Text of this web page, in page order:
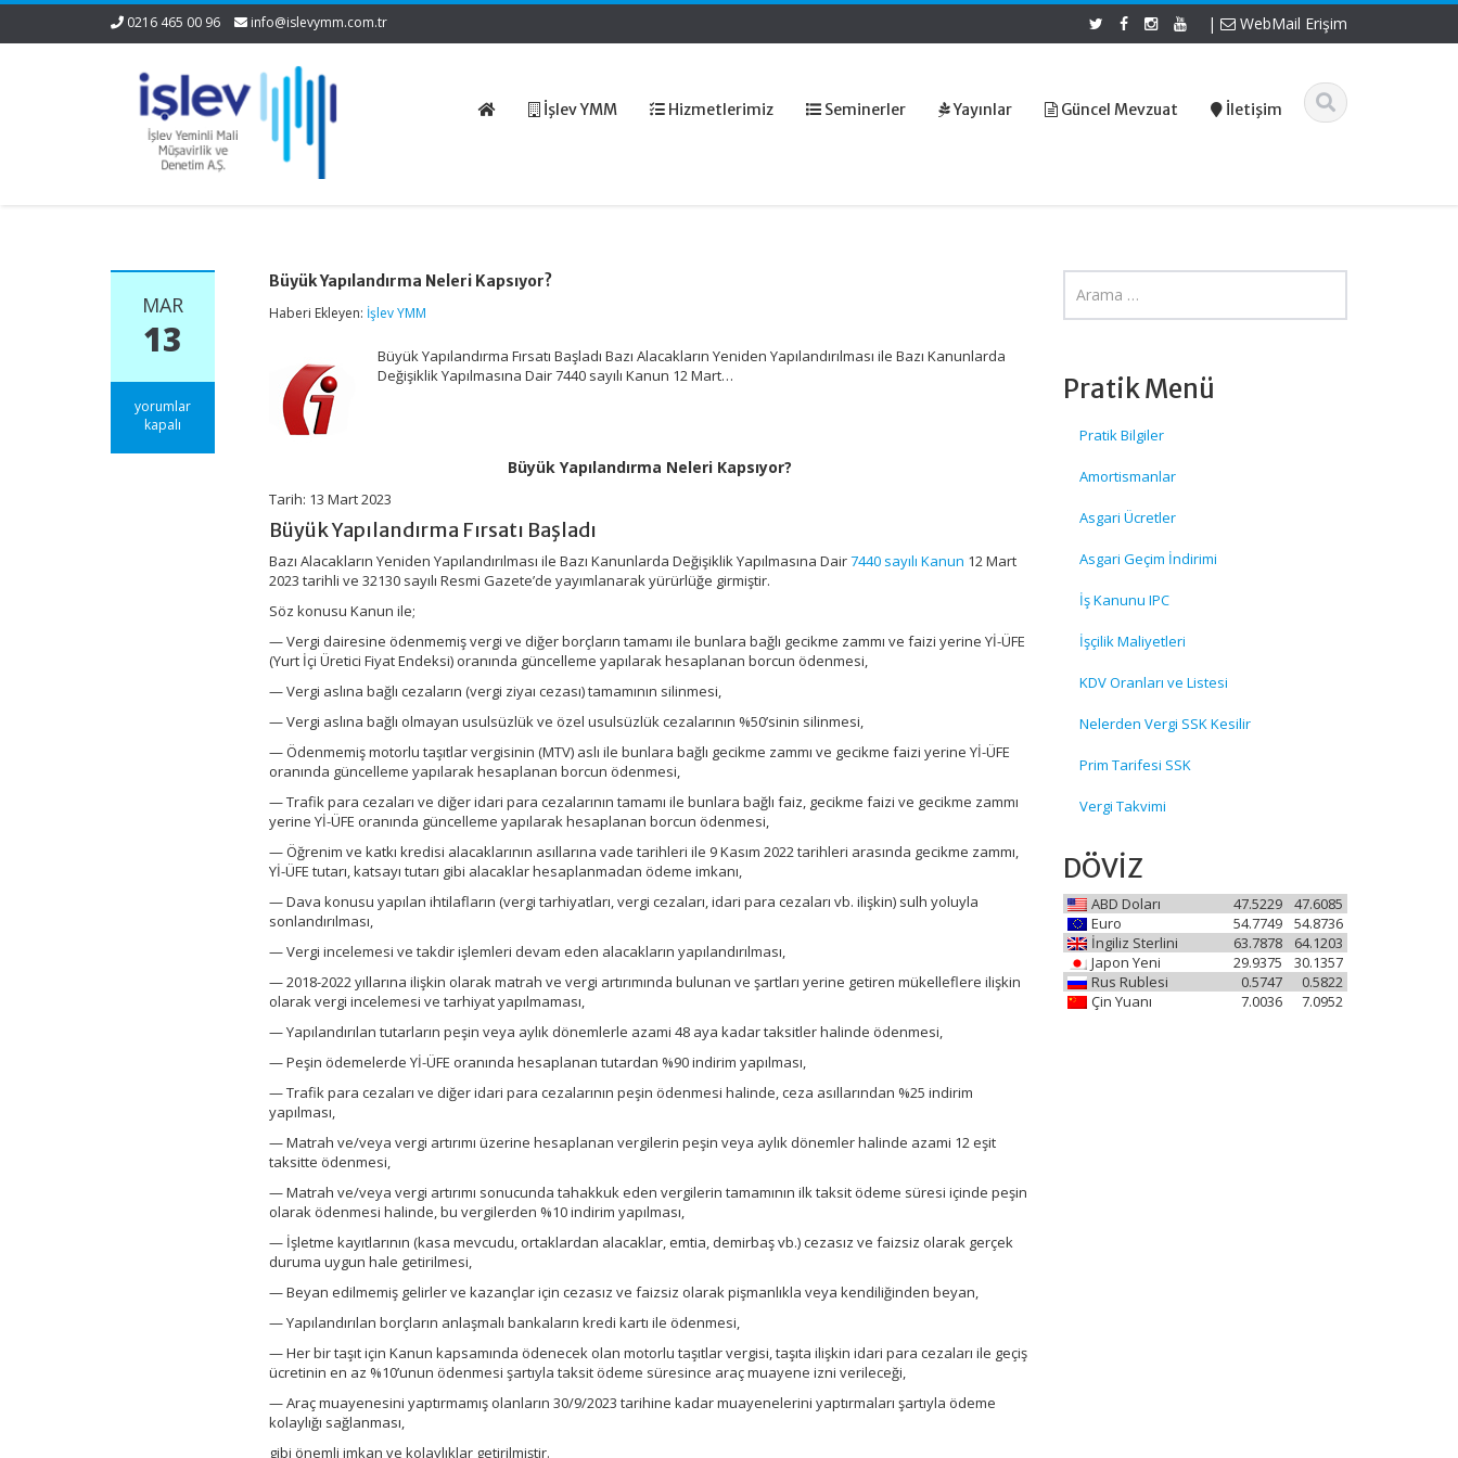
0216 465 00 96 info@islevymm.com.tr | WebMail Erişim
İşlev YMM Hizmetlerimiz Seminerler Yayınlar Güncel Mevzuat İletişim
MAR
13
Büyük
Yapılandırma
yorumlar
kapalı
Büyük Yapılandırma Neleri Kapsıyor?
Haberi Ekleyen: İşlev YMM
Büyük Yapılandırma Fırsatı Başladı Bazı Alacakların Yeniden Yapılandırılması ile Bazı Kanunlarda
Değişiklik Yapılmasına Dair 7440 sayılı Kanun 12 Mart…
Büyük Yapılandırma Neleri Kapsıyor?
Tarih: 13 Mart 2023
Büyük Yapılandırma Fırsatı Başladı
Bazı Alacakların Yeniden Yapılandırılması ile Bazı Kanunlarda Değişiklik Yapılmasına Dair7440 sayılı Kanun 12 Mart
2023 tarihli ve 32130 sayılı Resmi Gazete’de yayımlanarak yürürlüğe girmiştir.
Söz konusu Kanun ile;
— Vergi dairesine ödenmemiş vergi ve diğer borçların tamamı ile bunlara bağlı gecikme zammı ve faizi yerine Yİ-ÜFE
(Yurt İçi Üretici Fiyat Endeksi) oranında güncelleme yapılarak hesaplanan borcun ödenmesi,
— Vergi aslına bağlı cezaların (vergi ziyaı cezası) tamamının silinmesi,
— Vergi aslına bağlı olmayan usulsüzlük ve özel usulsüzlük cezalarının %50’sinin silinmesi,
— Ödenmemiş motorlu taşıtlar vergisinin (MTV) aslı ile bunlara bağlı gecikme zammı ve gecikme faizi yerine Yİ-ÜFE
oranında güncelleme yapılarak hesaplanan borcun ödenmesi,
— Trafik para cezaları ve diğer idari para cezalarının tamamı ile bunlara bağlı faiz, gecikme faizi ve gecikme zammı
yerine Yİ-ÜFE oranında güncelleme yapılarak hesaplanan borcun ödenmesi,
— Öğrenim ve katkı kredisi alacaklarının asıllarına vade tarihleri ile 9 Kasım 2022 tarihleri arasında gecikme zammı,
Yİ-ÜFE tutarı, katsayı tutarı gibi alacaklar hesaplanmadan ödeme imkanı,
— Dava konusu yapılan ihtilafların (vergi tarhiyatları, vergi cezaları, idari para cezaları vb. ilişkin) sulh yoluyla
sonlandırılması,
— Vergi incelemesi ve takdir işlemleri devam eden alacakların yapılandırılması,
— 2018-2022 yıllarına ilişkin olarak matrah ve vergi artırımında bulunan ve şartları yerine getiren mükelleflere ilişkin
olarak vergi incelemesi ve tarhiyat yapılmaması,
— Yapılandırılan tutarların peşin veya aylık dönemlerle azami 48 aya kadar taksitler halinde ödenmesi,
— Peşin ödemelerde Yİ-ÜFE oranında hesaplanan tutardan %90 indirim yapılması,
— Trafik para cezaları ve diğer idari para cezalarının peşin ödenmesi halinde, ceza asıllarından %25 indirim
yapılması,
— Matrah ve/veya vergi artırımı üzerine hesaplanan vergilerin peşin veya aylık dönemler halinde azami 12 eşit
taksitte ödenmesi,
— Matrah ve/veya vergi artırımı sonucunda tahakkuk eden vergilerin tamamının ilk taksit ödeme süresi içinde peşin
olarak ödenmesi halinde, bu vergilerden %10 indirim yapılması,
— İşletme kayıtlarının (kasa mevcudu, ortaklardan alacaklar, emtia, demirbaş vb.) cezasız ve faizsiz olarak gerçek
duruma uygun hale getirilmesi,
— Beyan edilmemiş gelirler ve kazançlar için cezasız ve faizsiz olarak pişmanlıkla veya kendiliğinden beyan,
— Yapılandırılan borçların anlaşmalı bankaların kredi kartı ile ödenmesi,
— Her bir taşıt için Kanun kapsamında ödenecek olan motorlu taşıtlar vergisi, taşıta ilişkin idari para cezaları ile geçiş
ücretinin en az %10’unun ödenmesi şartıyla taksit ödeme süresince araç muayene izni verileceği,
— Araç muayenesini yaptırmamış olanların 30/9/2023 tarihine kadar muayenelerini yaptırmaları şartıyla ödeme
kolaylığı sağlanması,
gibi önemli imkan ve kolaylıklar getirilmiştir.
Pratik Menü
Pratik Bilgiler
Amortismanlar
Asgari Ücretler
Asgari Geçim İndirimi
İş Kanunu IPC
İşçilik Maliyetleri
KDV Oranları ve Listesi
Nelerden Vergi SSK Kesilir
Prim Tarifesi SSK
Vergi Takvimi
DÖVİZ
ABD Doları 47.6085
47.5229
Euro
54.8736
54.7749
İngiliz Sterlini
64.1203
63.7878
Japon Yeni
30.1357
29.9375
Rus Rublesi
0.5822
0.5747
Çin Yuanı
7.0952
7.0036